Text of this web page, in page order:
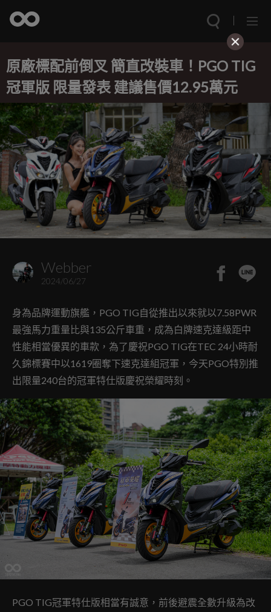
原廠標配前倒叉 簡直改裝車！PGO TIG
冠軍版 限量發表 建議售價12.95萬元
Webber
2024/06/27
身為品牌運動旗艦，PGO TIG自從推出以來就以7.58PWR
最強馬力重量比與135公斤車重，成為白牌速克達級距中
性能相當優異的車款，為了慶祝PGO TIG在TEC 24小時耐
久錦標賽中以1619圈奪下速克達組冠軍，今天PGO特別推
出限量240台的冠軍特仕版慶祝榮耀時刻。
PGO TIG冠軍特仕版相當有誠意，前後避震全數升級為改